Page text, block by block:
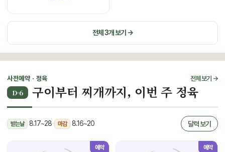
전체 3개 보기 →
사전예약 · 정육 전체 보기 →
D-6 구이부터 찌개까지, 이번 주 정육
받는날 8.17~28· 마감 8.16~20 달력 보기
예약 예약